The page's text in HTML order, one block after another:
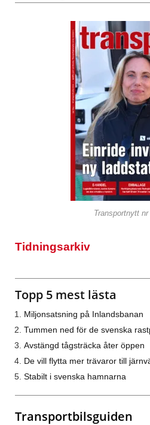
Transportnytt nr
Tidningsarkiv
Topp 5 mest lästa
Miljonsatsning på Inlandsbanan
Tummen ned för de svenska
Avstängd tågsträcka åter öppen
De vill flytta mer trävaror till
Stabilt i svenska hamnarna
Transportbilsguiden